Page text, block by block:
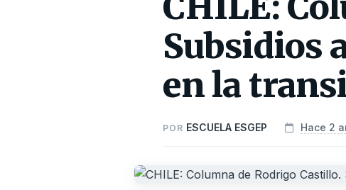
Subsidios
en la
POR ESCUELA ESGEP Hace 2